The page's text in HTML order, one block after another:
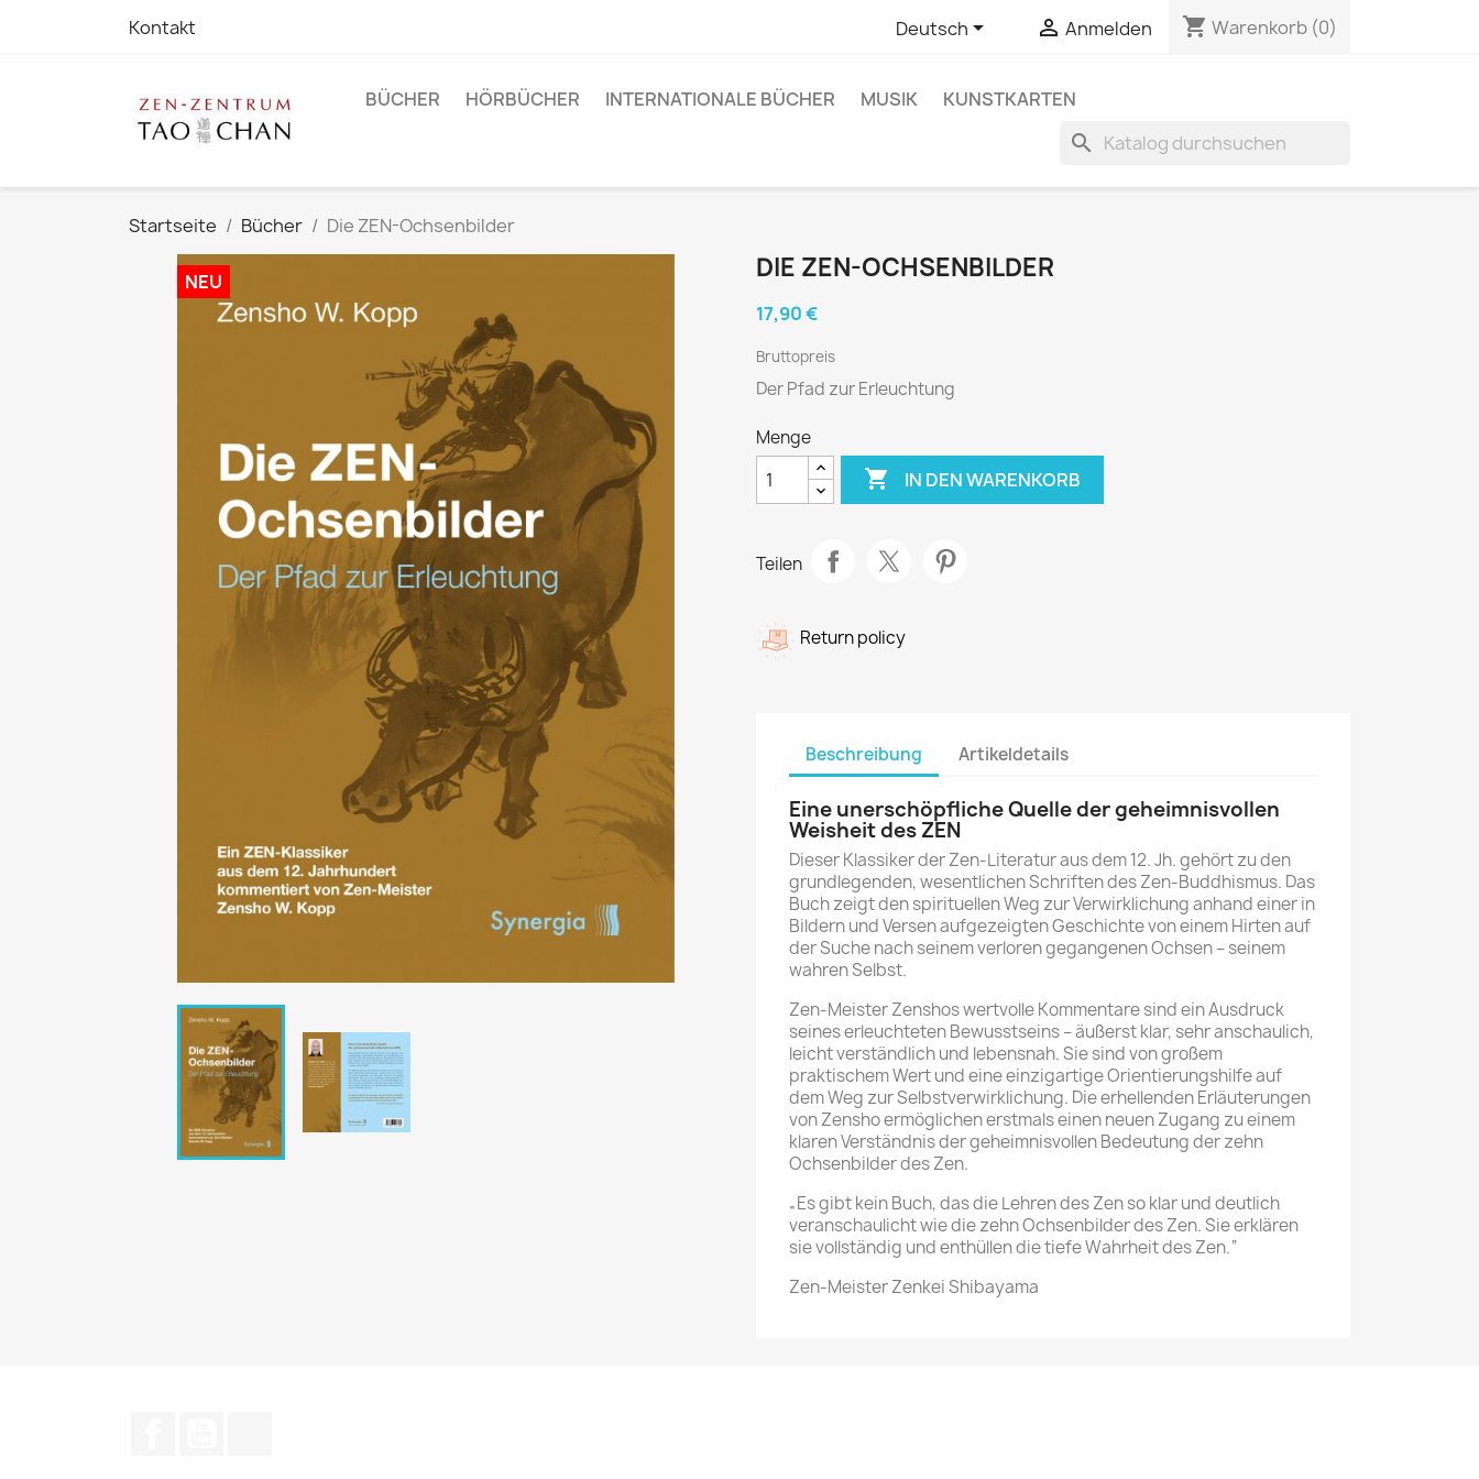
Kontakt Deutsch  Anmelden shopping_cart Warenkorb (0)
BÜCHER HÖRBÜCHER INTERNATIONALE BÜCHER MUSIK KUNSTKARTEN
search
Startseite Bücher Die ZEN-Ochsenbilder
NEU DIE ZEN-OCHSENBILDER
17,90 €
Bruttopreis
Der Pfad zur Erleuchtung
Menge
 IN DEN WARENKORB
Teilen
Return policy
Beschreibung Artikeldetails
Eine unerschöpfliche Quelle der geheimnisvollen
Weisheit des ZEN
Dieser Klassiker der Zen-Literatur aus dem 12. Jh. gehört zu den
grundlegenden, wesentlichen Schriften des Zen-Buddhismus. Das
Buch zeigt den spirituellen Weg zur Verwirklichung anhand einer in
Bildern und Versen aufgezeigten Geschichte von einem Hirten auf
der Suche nach seinem verloren gegangenen Ochsen – seinem
wahren Selbst.
Zen-Meister Zenshos wertvolle Kommentare sind ein Ausdruck
seines erleuchteten Bewusstseins – äußerst klar, sehr anschaulich,
leicht verständlich und lebensnah. Sie sind von großem
praktischem Wert und eine einzigartige Orientierungshilfe auf
dem Weg zur Selbstverwirklichung. Die erhellenden Erläuterungen
von Zensho ermöglichen erstmals einen neuen Zugang zu einem
klaren Verständnis der geheimnisvollen Bedeutung der zehn
Ochsenbilder des Zen.
„Es gibt kein Buch, das die Lehren des Zen so klar und deutlich
veranschaulicht wie die zehn Ochsenbilder des Zen. Sie erklären
sie vollständig und enthüllen die tiefe Wahrheit des Zen.“
Zen-Meister Zenkei Shibayama